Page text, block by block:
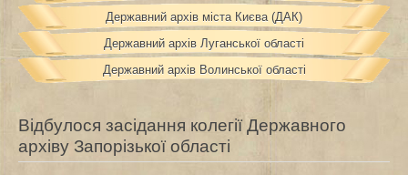
Державний архів міста Києва (ДАК)
Державний архів Луганської області
Державний архів Волинської області
Відбулося засідання колегії Державного
архіву Запорізької області